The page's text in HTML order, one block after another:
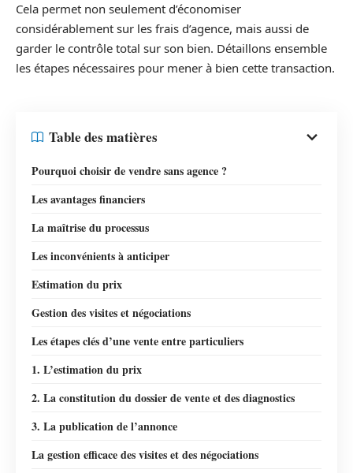
Cela permet non seulement d’économiser
considérablement sur les frais d’agence, mais aussi de
garder le contrôle total sur son bien. Détaillons ensemble
les étapes nécessaires pour mener à bien cette transaction.
Table des matières
Pourquoi choisir de vendre sans agence ?
Les avantages financiers
La maîtrise du processus
Les inconvénients à anticiper
Estimation du prix
Gestion des visites et négociations
Les étapes clés d’une vente entre particuliers
1. L’estimation du prix
2. La constitution du dossier de vente et des diagnostics
3. La publication de l’annonce
La gestion efficace des visites et des négociations